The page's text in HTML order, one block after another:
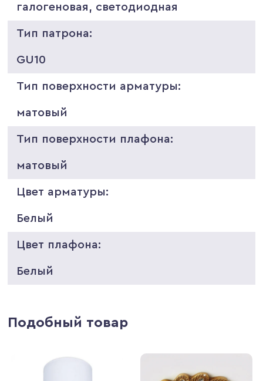
галогеновая, светодиодная
Тип патрона:
GU10
Тип поверхности арматуры:
матовый
Тип поверхности плафона:
матовый
Цвет арматуры:
Белый
Цвет плафона:
Белый
Подобный товар